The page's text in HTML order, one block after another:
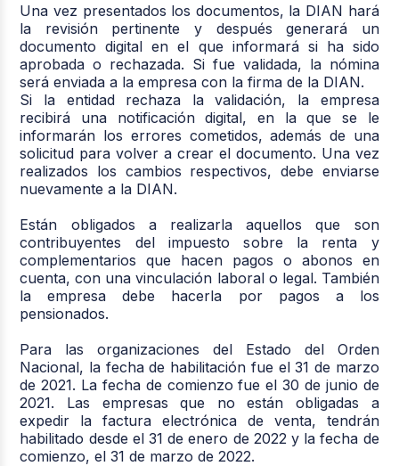
Una vez presentados los documentos, la DIAN hará
la revisión pertinente y después generará un
documento digital en el que informará si ha sido
aprobada o rechazada. Si fue validada, la nómina
será enviada a la empresa con la firma de la DIAN.
Si la entidad rechaza la validación, la empresa
recibirá una notificación digital, en la que se le
informarán los errores cometidos, además de una
solicitud para volver a crear el documento. Una vez
realizados los cambios respectivos, debe enviarse
nuevamente a la DIAN.
Están obligados a realizarla aquellos que son
contribuyentes del impuesto sobre la renta y
complementarios que hacen pagos o abonos en
cuenta, con una vinculación laboral o legal. También
la empresa debe hacerla por pagos a los
pensionados.
Para las organizaciones del Estado del Orden
Nacional, la fecha de habilitación fue el 31 de marzo
de 2021. La fecha de comienzo fue el 30 de junio de
2021. Las empresas que no están obligadas a
expedir la factura electrónica de venta, tendrán
habilitado desde el 31 de enero de 2022 y la fecha de
comienzo, el 31 de marzo de 2022.